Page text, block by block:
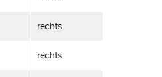
rechts
rechts